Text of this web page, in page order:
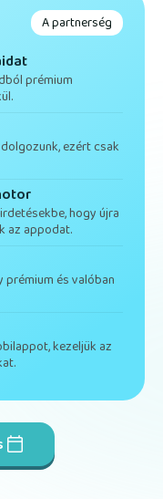
A partnerség
prémium
ezért csak
hogy újra
az appodat.
prémium és valóban
kezeljük az